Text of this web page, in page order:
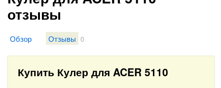
отзывы
Обзор Отзывы 0
Купить Кулер для ACER 5110